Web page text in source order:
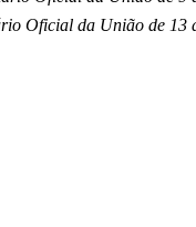
Oficial da União de 13